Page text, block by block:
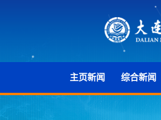
主页新闻 综合新闻